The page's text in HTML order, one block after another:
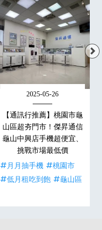
2025-05-26
【通訊行推薦】桃園市龜
山區超夯門市！傑昇通信
龜山中興店手機超便宜、
挑戰市場最低價
#月月抽手機 #桃園市
#低月租吃到飽 #龜山區